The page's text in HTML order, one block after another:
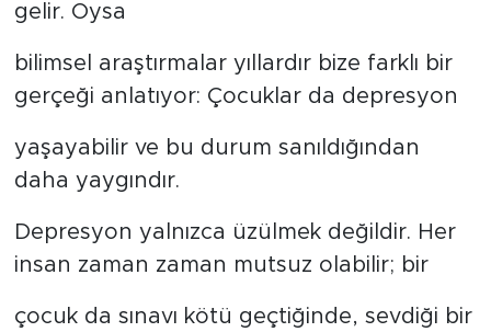
gelir. Oysa
bilimsel araştırmalar yıllardır bize farklı bir
gerçeği anlatıyor: Çocuklar da depresyon
yaşayabilir ve bu durum sanıldığından
daha yaygındır.
Depresyon yalnızca üzülmek değildir. Her
insan zaman zaman mutsuz olabilir; bir
çocuk da sınavı kötü geçtiğinde, sevdiği bir